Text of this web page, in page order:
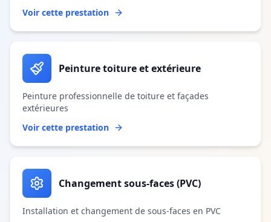
Voir cette prestation
Peinture toiture et extérieure
Peinture professionnelle de toiture et façades
extérieures
Voir cette prestation
Changement sous-faces (PVC)
Installation et changement de sous-faces en PVC